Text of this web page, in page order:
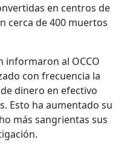
en centros de
cerca de 400 muertos
informaron al OCCO
con frecuencia la
dinero en efectivo
Esto ha aumentado su
más sangrientas sus